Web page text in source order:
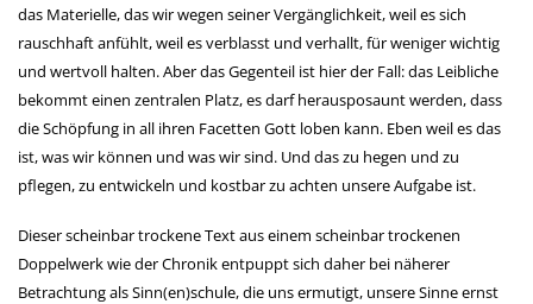
das Materielle, das wir wegen seiner Vergänglichkeit, weil es sich
rauschhaft anfühlt, weil es verblasst und verhallt, für weniger wichtig
und wertvoll halten. Aber das Gegenteil ist hier der Fall: das Leibliche
bekommt einen zentralen Platz, es darf herausposaunt werden, dass
die Schöpfung in all ihren Facetten Gott loben kann. Eben weil es das
ist, was wir können und was wir sind. Und das zu hegen und zu
pflegen, zu entwickeln und kostbar zu achten unsere Aufgabe ist.
Dieser scheinbar trockene Text aus einem scheinbar trockenen
Doppelwerk wie der Chronik entpuppt sich daher bei näherer
Betrachtung als Sinn(en)schule, die uns ermutigt, unsere Sinne ernst